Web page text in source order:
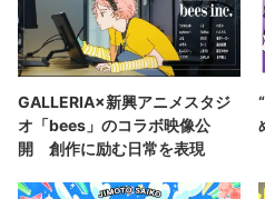
GALLERIA×新興アニメスタジ
オ「bees」のコラボ映像公
開 創作に励む日常を表現